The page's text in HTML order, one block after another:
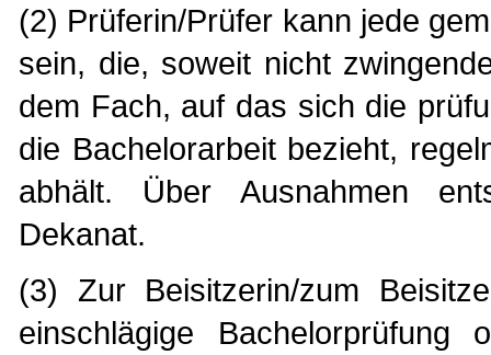
(2) Prüferin/Prüfer kann jede
sein, die, soweit nicht
dem Fach, auf das sich die
die Bachelorarbeit bezieht,
abhält. Über Ausnahmen
Dekanat.
(3) Zur Beisitzerin/zum
einschlägige